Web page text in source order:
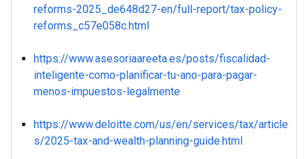
reforms-2025_de648d27-en/full-report/tax-policy-
reforms_c57e058c.html
https://www.asesoriaareeta.es/posts/fiscalidad-
inteligente-como-planificar-tu-ano-para-pagar-
menos-impuestos-legalmente
https://www.deloitte.com/us/en/services/tax/article
s/2025-tax-and-wealth-planning-guide.html